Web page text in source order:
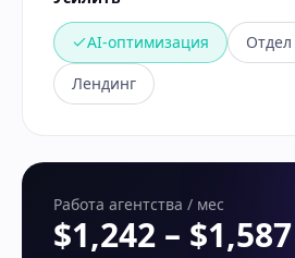
AI-оптимизация
Лендинг
Работа агентства / мес
$1,242 – $1,587